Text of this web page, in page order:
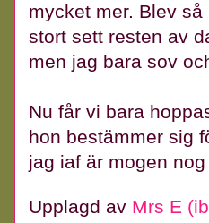
mycket mer. Blev
stort sett resten av
men jag bara sov
Nu får vi bara
hon bestämmer sig
jag iaf är mogen
Upplagd av Mrs E